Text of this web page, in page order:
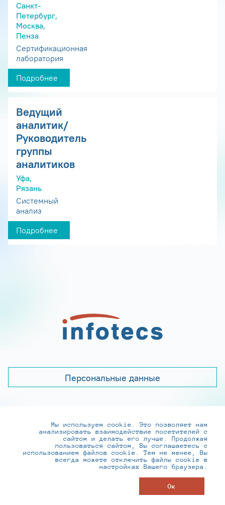
Санкт-
Петербург,
Москва,
Пенза
Сертификационная
лаборатория
Подробнее
Ведущий
аналитик/
Руководитель
группы
аналитиков
Уфа,
Рязань
Системный
анализ
Подробнее
Персональные данные
+7 (495) 737-6192, 8-800-250-0-260
practice@infotecs.ru,hr@infotecs.ru
127273, г. Москва, Отрадная ул., 2Б строение 1
Мы используем cookie. Это позволяет нам
анализировать взаимодействие посетителей с
сайтом и делать его лучше. Продолжая
пользоваться сайтом, Вы соглашаетесь с
использованием файлов cookie. Тем не менее, Вы
всегда можете отключить файлы cookie в
настройках Вашего браузера.
Ок